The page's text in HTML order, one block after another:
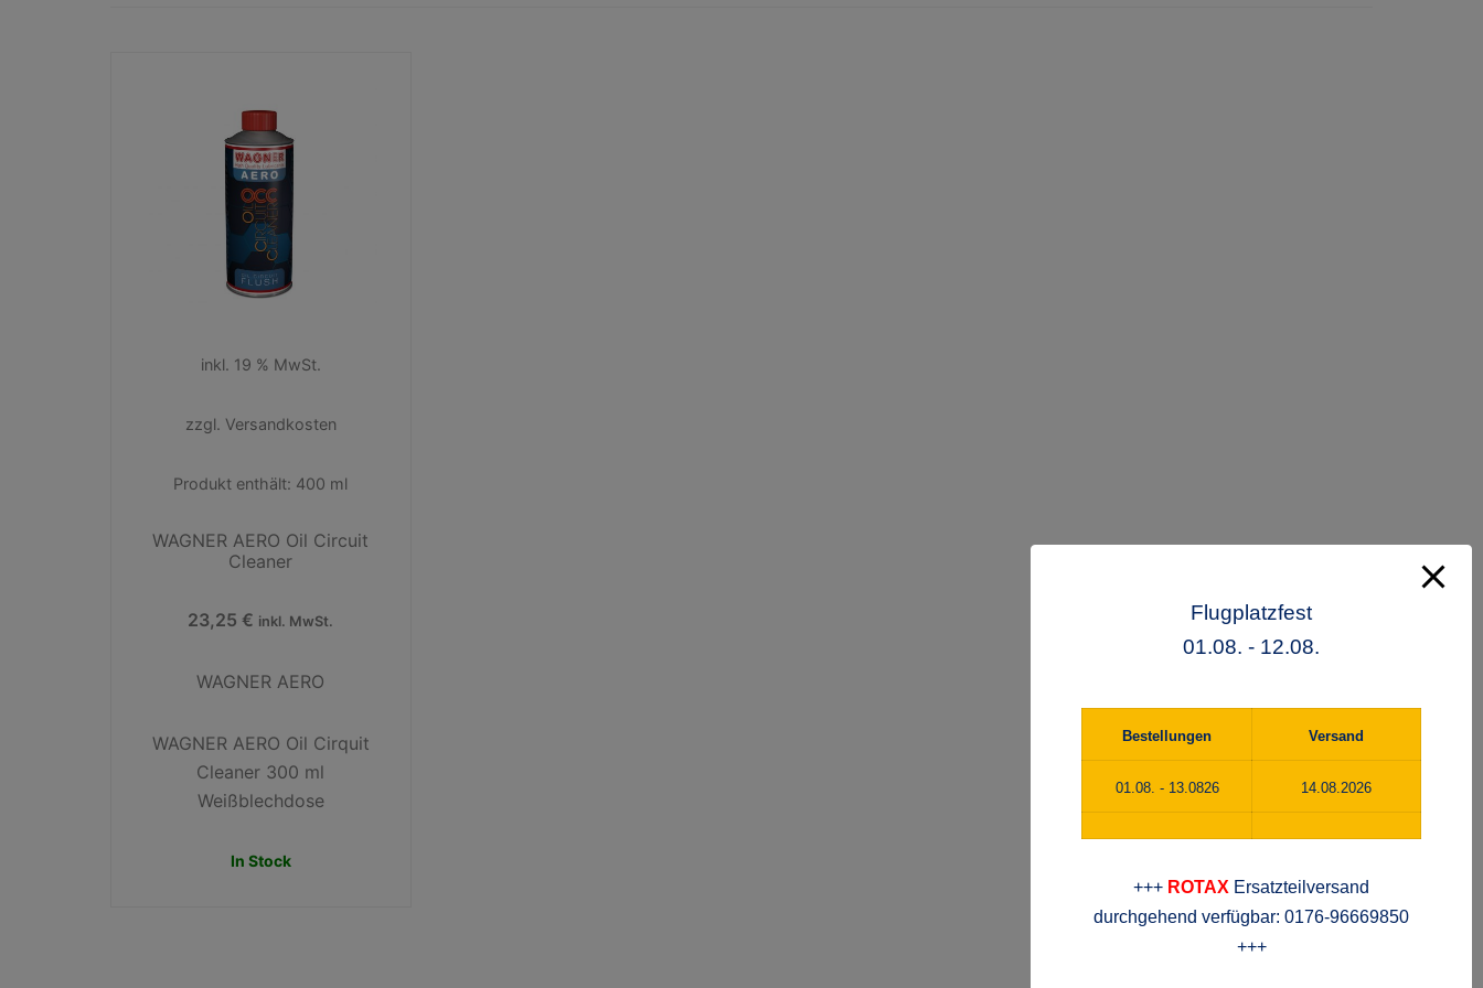
inkl. 19 % MwSt.
zzgl. Versandkosten
Produkt enthält: 400 ml
WAGNER AERO Oil Circuit
Cleaner
23,25€ inkl. MwSt.
WAGNER AERO
WAGNER AERO Oil Cirquit
Cleaner 300 ml
Weißblechdose
In Stock
Flugplatzfest
01.08. - 12.08.
Bestellungen Versand
01.08. - 13.0826 14.08.2026
+++ ROTAX Ersatzteilversand
durchgehend verfügbar: 0176-96669850
+++